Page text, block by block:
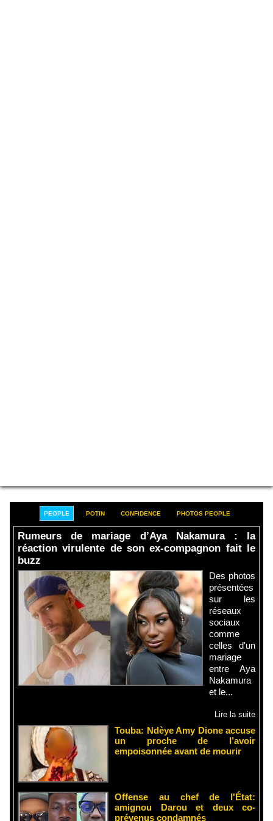
PEOPLE POTIN CONFIDENCE PHOTOS PEOPLE
Rumeurs de mariage d’Aya Nakamura : la
réaction virulente de son ex-compagnon fait le
buzz
Des photos
présentées
sur les
réseaux
sociaux
comme
celles d'un
mariage
entre Aya
Nakamura
et le...
Lire la suite
Touba: Ndèye Amy Dione accuse
un proche de l’avoir
empoisonnée avant de mourir
Offense au chef de l'État:
amignou Darou et deux co-
prévenus condamnés